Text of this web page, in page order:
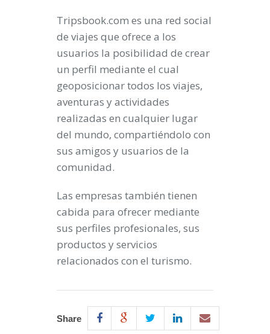
Tripsbook.com es una red social
de viajes que ofrece a los
usuarios la posibilidad de crear
un perfil mediante el cual
geoposicionar todos los viajes,
aventuras y actividades
realizadas en cualquier lugar
del mundo, compartiéndolo con
sus amigos y usuarios de la
comunidad.
Las empresas también tienen
cabida para ofrecer mediante
sus perfiles profesionales, sus
productos y servicios
relacionados con el turismo.
Share